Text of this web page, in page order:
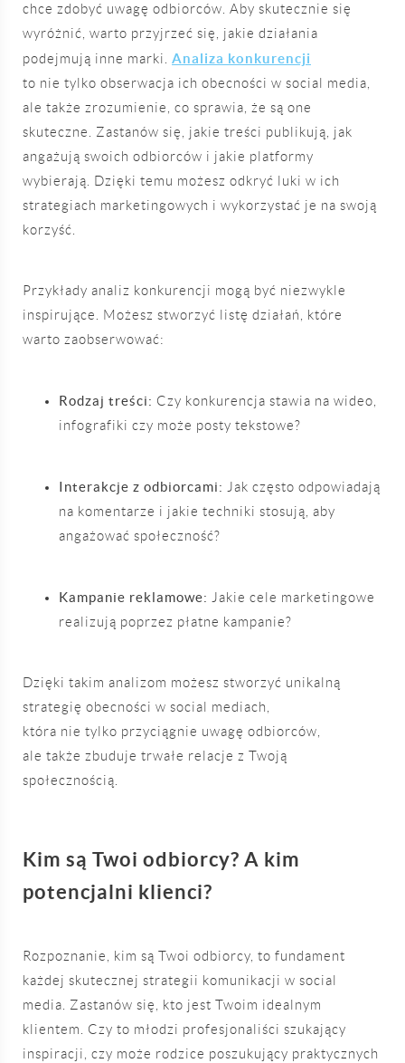
chce zdobyć uwagę odbiorców. Aby skutecznie się
wyróżnić, warto przyjrzeć się, jakie działania
podejmują inne marki. Analiza konkurencji
to nie tylko obserwacja ich obecności w social media,
ale także zrozumienie, co sprawia, że są one
skuteczne. Zastanów się, jakie treści publikują, jak
angażują swoich odbiorców i jakie platformy
wybierają. Dzięki temu możesz odkryć luki w ich
strategiach marketingowych i wykorzystać je na swoją
korzyść.
Przykłady analiz konkurencji mogą być niezwykle
inspirujące. Możesz stworzyć listę działań, które
warto zaobserwować:
Rodzaj treści: Czy konkurencja stawia na wideo,
infografiki czy może posty tekstowe?
Interakcje z odbiorcami: Jak często odpowiadają
na komentarze i jakie techniki stosują, aby
angażować społeczność?
Kampanie reklamowe: Jakie cele marketingowe
realizują poprzez płatne kampanie?
Dzięki takim analizom możesz stworzyć unikalną
strategię obecności w social mediach,
która nie tylko przyciągnie uwagę odbiorców,
ale także zbuduje trwałe relacje z Twoją
społecznością.
Kim są Twoi odbiorcy? A kim
potencjalni klienci?
Rozpoznanie, kim są Twoi odbiorcy, to fundament
każdej skutecznej strategii komunikacji w social
media. Zastanów się, kto jest Twoim idealnym
klientem. Czy to młodzi profesjonaliści szukający
inspiracji, czy może rodzice poszukujący praktycznych